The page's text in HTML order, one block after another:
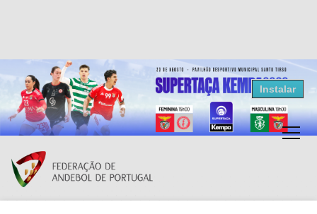
Resultados Andebol
Federação de Andebol de Portugal
Grátis - Disponivel na Play Store
Instalar